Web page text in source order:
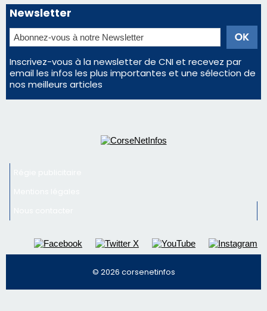
Régie publicitaire
Nous contacter
© 2026 corsenetinfos